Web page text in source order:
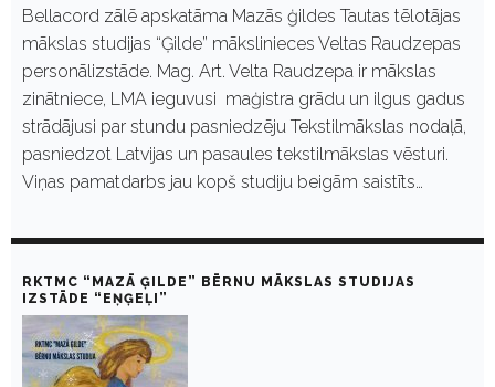
Bellacord zālē apskatāma Mazās ģildes Tautas tēlotājas
mākslas studijas “Ģilde” mākslinieces Veltas Raudzepas
personālizstāde. Mag. Art. Velta Raudzepa ir mākslas
zinātniece, LMA ieguvusi maģistra grādu un ilgus gadus
strādājusi par stundu pasniedzēju Tekstilmākslas nodaļā,
pasniedzot Latvijas un pasaules tekstilmākslas vēsturi.
Viņas pamatdarbs jau kopš studiju beigām saistīts…
RKTMC “MAZĀ ĢILDE” BĒRNU MĀKSLAS STUDIJAS
IZSTĀDE “EŅĢEĻI”